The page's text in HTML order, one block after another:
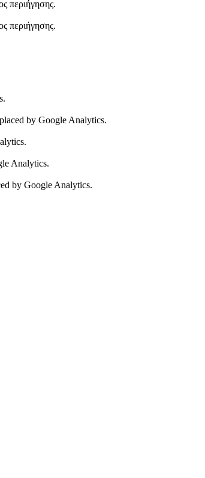
περιήγησης.
περιήγησης.
by Google Analytics.
Analytics.
by Google Analytics.